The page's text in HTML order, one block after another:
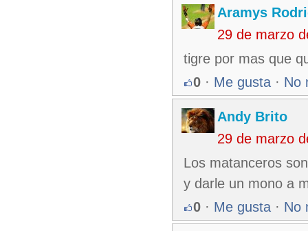
Aramys
29 de marzo
tigre por mas que
0 · Me gusta · No
Andy Brito
29 de marzo
Los matanceros
y darle un mono a
0 · Me gusta · No